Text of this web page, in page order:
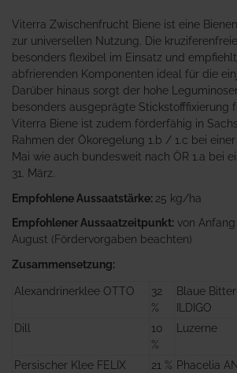
Viterra Zwischenfrucht Biene ist eine
zur universellen Nutzung. Die
besonders flexibel im Einsatz und
abfrierenden Komponenten ideal für die
Darüber hinaus sorgt der hohe
besonders ausgeprägte Stickstofffixierung
Viterra Biene ist zudem förderfähig in
Rahmen der Ökoregelung 1.b / 1.c bei
Mai wie auch bundesweit nach ÖR 1.a bei
31. März.
Empfohlene Aussaatstärke: 25 kg/ha
Empfohlener Aussaatzeitpunkt: von
August (Fördervorgaben beachten)
Zusammensetzung:
Alexandrinerklee OTTO
32
%
Blaue
ILDIGO
Dill
10
%
Luzerne
Persischer Klee FELIX 21 % Phacelia